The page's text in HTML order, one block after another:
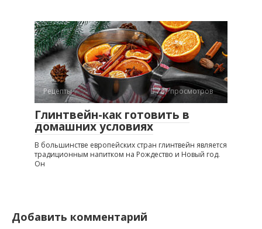
Рецепты 787 просмотров
Глинтвейн-как готовить в
домашних условиях
В большинстве европейских стран глинтвейн является
традиционным напитком на Рождество и Новый год.
Он
Добавить комментарий